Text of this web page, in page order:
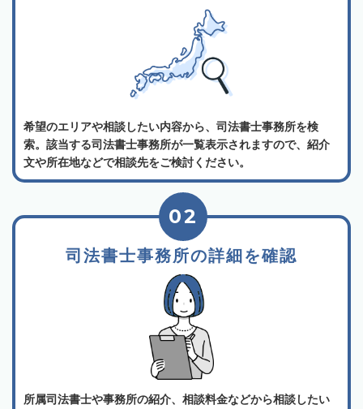
希望のエリアや相談したい内容から、司法書士事務所を検
索。該当する司法書士事務所が一覧表示されますので、紹介
文や所在地などで相談先をご検討ください。
司法書士事務所の詳細を確認
02
所属司法書士や事務所の紹介、相談料金などから相談したい